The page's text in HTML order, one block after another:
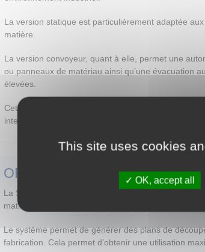
La version statique est particulièrement adaptée
matière.
La version convoyeur, quant à elle, permet une
ou panneaux de matériau ainsi qu’une évacuation
élevées.
Cette configuration est particulièrement pertinente
interruption.
OPTIMISATION MATIÈRE ET
La SHARP CV intègre des systèmes avancés
matière première. Cette optimisation contribue
Le système permet de générer des plans de
fabrication. Cela permet d’obtenir une utilisation
This site uses cookies
OK, accept all